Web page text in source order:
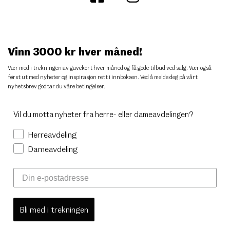
Vinn 3000 kr hver måned!
Vær med i trekningen av gavekort hver måned og få gode tilbud ved salg. Vær også
først ut med nyheter og inspirasjon rett i innboksen. Ved å melde deg på vårt
nyhetsbrev godtar du våre betingelser.
Vil du motta nyheter fra herre- eller dameavdelingen?
Herreavdeling
Dameavdeling
Bli med i trekningen